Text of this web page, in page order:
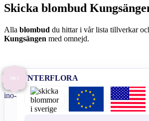
Skicka blombud
Alla blombud du hittar i vår lista tillverkar
Kungsängen med omnejd.
NR 1 INTERFLORA